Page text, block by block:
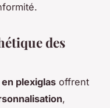
des
plexiglas offrent
,